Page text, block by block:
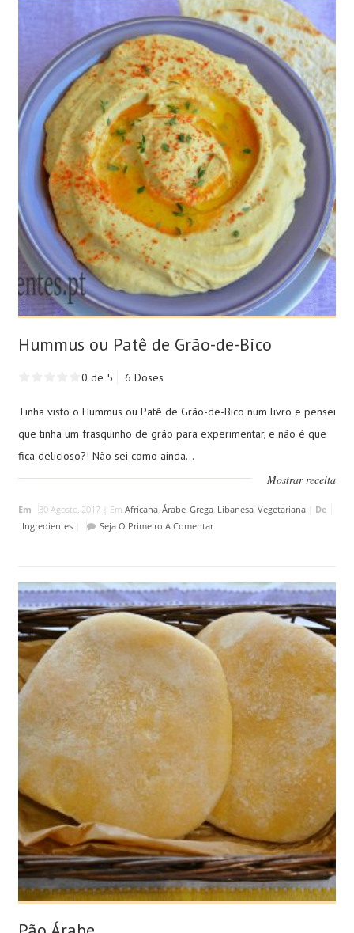
Hummus ou Patê de Grão-de-Bico
0 de 5 6 Doses
Tinha visto o Hummus ou Patê de Grão-de-Bico num livro e pensei
que tinha um frasquinho de grão para experimentar, e não é que
fica delicioso?! Não sei como ainda...
Mostrar receita
Em 30 Agosto, 2017 | Em Africana, Árabe, Grega, Libanesa, Vegetariana| De
Ingredientes| Seja O Primeiro A Comentar